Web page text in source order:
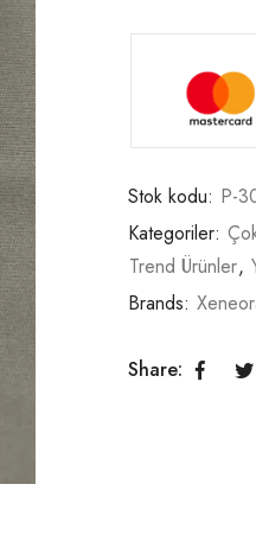
Stok kodu: P-
Kategoriler:
Trend Ürünler,
Brands:
Share: